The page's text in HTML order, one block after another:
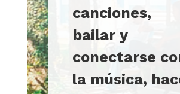
canciones,
bailar y
conectarse
la música,